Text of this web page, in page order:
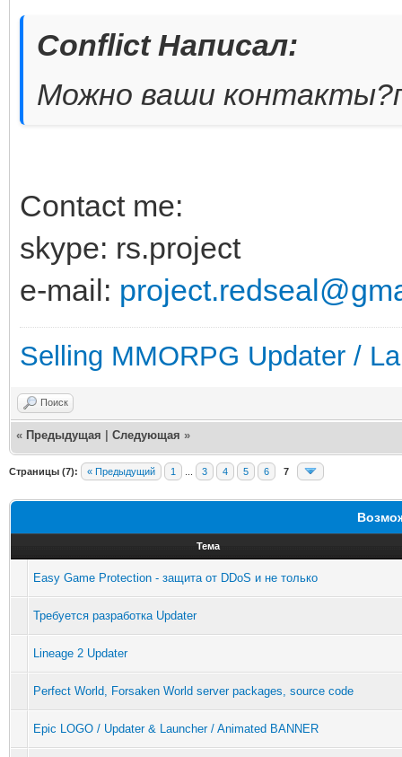
Conflict Написал:
Можно ваши
Contact me:
skype: rs.project
e-mail:
Selling MMORPG Updater /
Поиск
« Предыдущая Следующая »
Страницы (7): « Предыдущий 1 3 4 5 6 7
Тема
Easy Game Protection - защита от DDoS и не только
Требуется разработка Updater
Lineage 2 Updater
Perfect World, Forsaken World server packages, source code
Epic LOGO / Updater & Launcher / Animated BANNER